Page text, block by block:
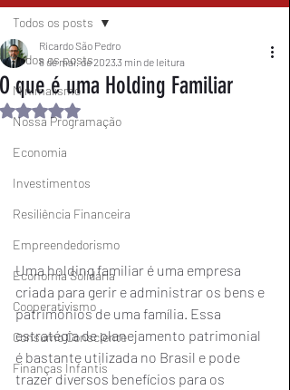
Todos os posts
Minimalismo
Nossa Programação
Economia
Investimentos
Resiliência Financeira
Empreendedorismo
Economia Solidária
Cooperativismo
Consumo Consciente
Finanças Infantis
Todos os posts
O que é uma Holding Familiar
Ricardo São Pedro
8 de mai. de 20233 min de leitura
Avaliado com NaN de 5 estrelas.
Uma holding familiar é uma empresa
criada para gerir e administrar os bens e
patrimônios de uma família. Essa
estratégia de planejamento patrimonial
é bastante utilizada no Brasil e pode
trazer diversos benefícios para os